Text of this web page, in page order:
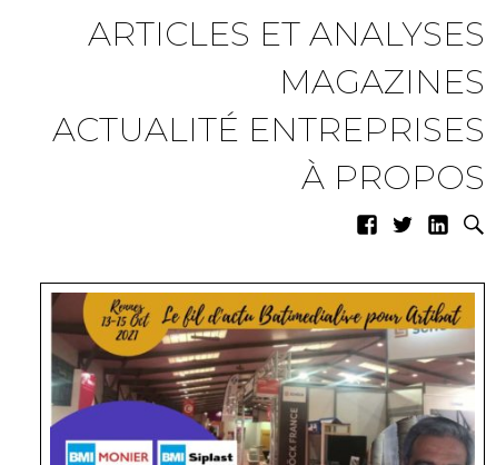
ARTICLES ET ANALYSES
MAGAZINES
ACTUALITÉ ENTREPRISES
À PROPOS